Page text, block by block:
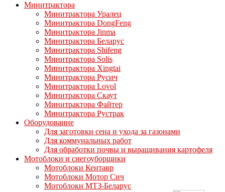
Минитрактора
Минитрактора Уралец
Минитрактора DongFeng
Минитрактора Jinma
Минитрактора Беларус
Минитрактора Shifeng
Минитрактора Solis
Минитрактора Xingtai
Минитрактора Русич
Минитрактора Lovol
Минитрактора Скаут
Минитрактора Файтер
Минитрактора Рустрак
Оборудование
Для заготовки сена и ухода за газонами
Для коммунальных работ
Для обработки почвы и выращивания картофеля
Мотоблоки и снегоуборщики
Мотоблоки Кентавр
Мотоблоки Мотор Сич
Мотоблоки МТЗ-Беларус